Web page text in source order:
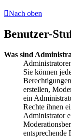
Nach oben
Benutzer-
Was sind
Sie können
erstellen,
ein
Rechte ihnen
Administrator
entsprechende